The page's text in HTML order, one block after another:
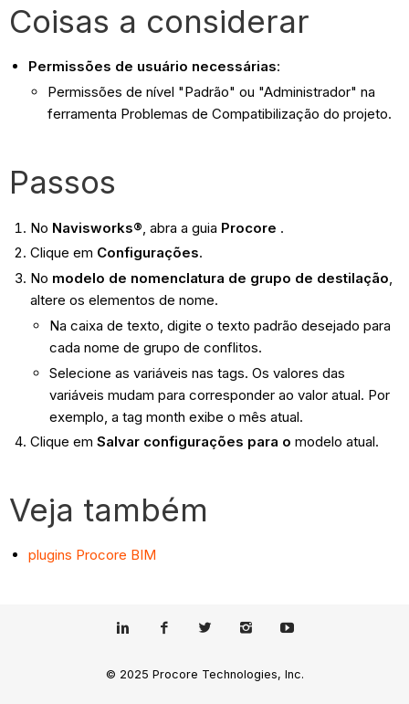
Coisas a considerar
Permissões de usuário necessárias:
Permissões de nível "Padrão" ou "Administrador" na
ferramenta Problemas de Compatibilização do projeto.
Passos
No Navisworks® , abra a guia Procore .
Clique em Configurações.
No modelo de nomenclatura de grupo de destilação,
altere os elementos de nome.
Na caixa de texto, digite o texto padrão desejado para
cada nome de grupo de conflitos.
Selecione as variáveis nas tags. Os valores das
variáveis mudam para corresponder ao valor atual. Por
exemplo, a tag month exibe o mês atual.
Clique em Salvar configurações para o modelo atual.
Veja também
plugins Procore BIM
© 2025 Procore Technologies, Inc.